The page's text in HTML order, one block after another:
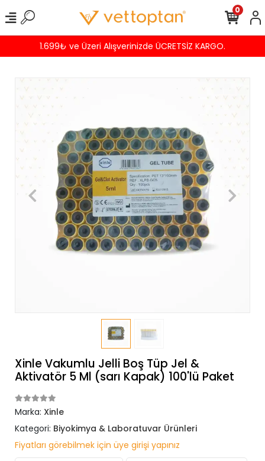
ve Üzeri Alışverinizde ÜCRETSİZ KARGO.
0
Xinle Vakumlu Jelli Boş Tüp Jel &
Aktivatör 5 Ml (sarı Kapak) 100'lü Paket
Marka: Xinle
Kategori: Biyokimya & Laboratuvar Ürünleri
Fiyatları görebilmek için üye girişi yapınız